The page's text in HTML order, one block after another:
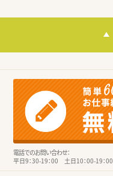
電話でのお問い合わせ：
平日9：30-19：00 土日10：00-19：00